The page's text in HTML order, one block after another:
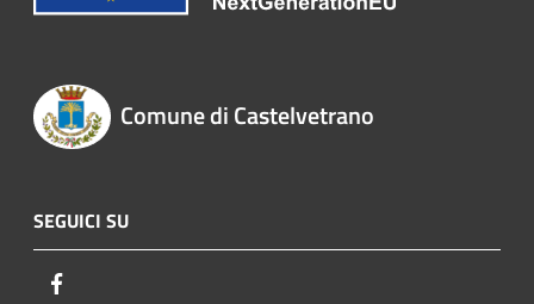
Comune di Castelvetrano
SEGUICI SU